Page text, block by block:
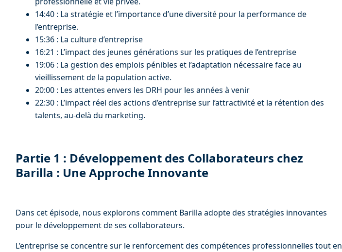
14:40 : La stratégie et l’importance d’une diversité pour la performance de
l’entreprise.
15:36 : La culture d’entreprise
16:21 : L’impact des jeunes générations sur les pratiques de l’entreprise
19:06 : La gestion des emplois pénibles et l’adaptation nécessaire face au
vieillissement de la population active.
20:00 : Les attentes envers les DRH pour les années à venir
22:30 : L’impact réel des actions d’entreprise sur l’attractivité et la rétention des
talents, au-delà du marketing.
Partie 1 : Développement des Collaborateurs chez
Barilla : Une Approche Innovante
Dans cet épisode, nous explorons comment Barilla adopte des stratégies innovantes
pour le développement de ses collaborateurs.
L’entreprise se concentre sur le renforcement des compétences professionnelles tout en